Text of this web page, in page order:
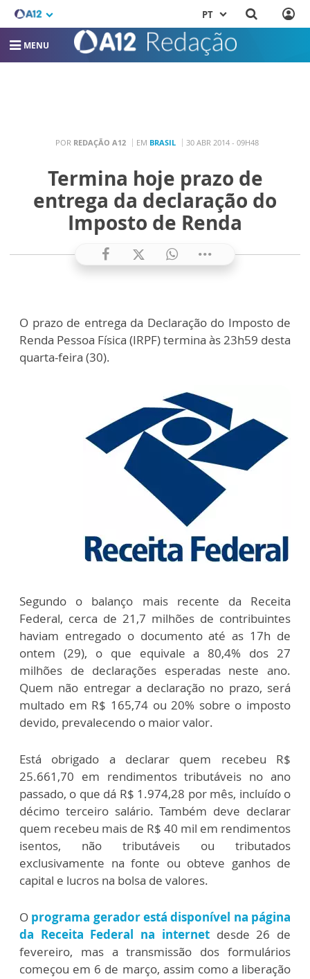
PT
MENU
POR REDAÇÃO A12 EM BRASIL 30 ABR 2014 - 09H48
Termina hoje prazo de
entrega da declaração do
Imposto de Renda
O prazo de entrega da Declaração do Imposto de
Renda Pessoa Física (IRPF) termina às 23h59 desta
quarta-feira (30).
Segundo o balanço mais recente da Receita
Federal, cerca de 21,7 milhões de contribuintes
haviam entregado o documento até as 17h de
ontem (29), o que equivale a 80,4% dos 27
milhões de declarações esperadas neste ano.
Quem não entregar a declaração no prazo, será
multado em R$ 165,74 ou 20% sobre o imposto
devido, prevalecendo o maior valor.
Está obrigado a declarar quem recebeu R$
25.661,70 em rendimentos tributáveis no ano
passado, o que dá R$ 1.974,28 por mês, incluído o
décimo terceiro salário. Também deve declarar
quem recebeu mais de R$ 40 mil em rendimentos
isentos, não tributáveis ou tributados
exclusivamente na fonte ou obteve ganhos de
capital e lucros na bolsa de valores.
O programa gerador está disponível na página
da Receita Federal na internetdesde 26 de
fevereiro, mas a transmissão dos formulários
começou em 6 de março, assim como a liberação